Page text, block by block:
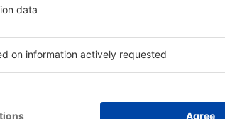
Turkish Airlines
SWISS Airlines